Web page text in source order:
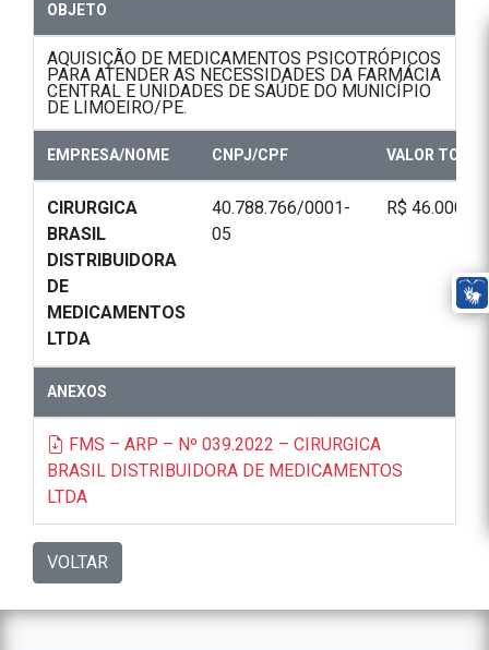
OBJETO
AQUISIÇÃO DE MEDICAMENTOS PSICOTRÓPICOS
PARA ATENDER AS NECESSIDADES DA FARMÁCIA
CENTRAL E UNIDADES DE SAÚDE DO MUNICÍPIO
DE LIMOEIRO/PE.
EMPRESA/NOME CNPJ/CPF VALOR TOTAL
CIRURGICA
BRASIL
DISTRIBUIDORA
DE
MEDICAMENTOS
LTDA
40.788.766/0001-
05
R$ 46.000,00
ANEXOS
FMS – ARP – Nº 039.2022 – CIRURGICA
BRASIL DISTRIBUIDORA DE MEDICAMENTOS
LTDA
VOLTAR